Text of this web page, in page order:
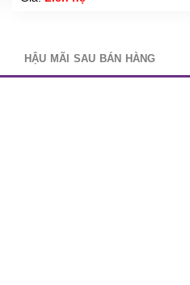
HẬU MÃI SAU BÁN HÀNG